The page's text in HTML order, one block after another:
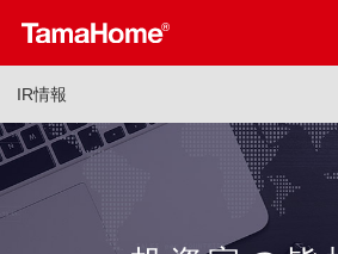
店舗検索 カタログ
住宅
IR情報